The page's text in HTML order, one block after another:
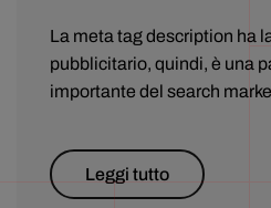
La meta tag description ha
pubblicitario, quindi, è una
importante del search
Leggi tutto